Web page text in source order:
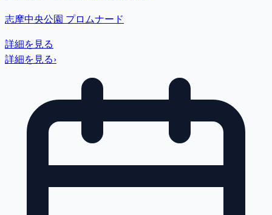
志摩中央公園 プロムナード
詳細を見る
詳細を見る›